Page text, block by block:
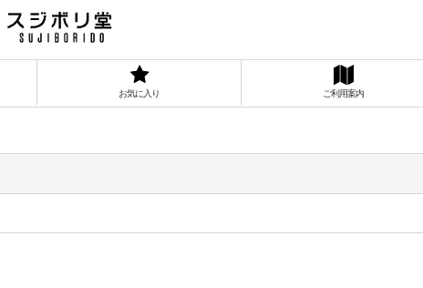
お気に入り ご利用案内